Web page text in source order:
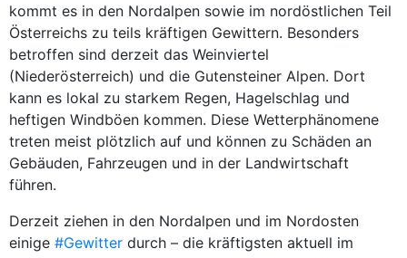
kommt es in den Nordalpen sowie im nordöstlichen Teil
Österreichs zu teils kräftigen Gewittern. Besonders
betroffen sind derzeit das Weinviertel
(Niederösterreich) und die Gutensteiner Alpen. Dort
kann es lokal zu starkem Regen, Hagelschlag und
heftigen Windböen kommen. Diese Wetterphänomene
treten meist plötzlich auf und können zu Schäden an
Gebäuden, Fahrzeugen und in der Landwirtschaft
führen.
Derzeit ziehen in den Nordalpen und im Nordosten
einige #Gewitter durch – die kräftigsten aktuell im